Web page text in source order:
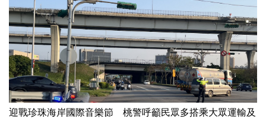
迎戰珍珠海岸國際音樂節 桃警呼籲民眾多搭乘大眾運輸及